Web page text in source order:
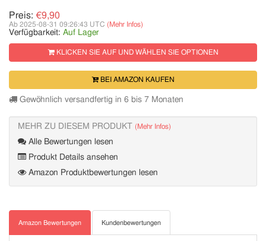
Preis: €9,90
Ab 2025-08-31 09:26:43 UTC (Mehr Infos)
Verfügbarkeit: Auf Lager
KLICKEN SIE AUF UND WÄHLEN SIE OPTIONEN
BEI AMAZON KAUFEN
Gewöhnlich versandfertig in 6 bis 7 Monaten
MEHR ZU DIESEM PRODUKT (Mehr Infos)
Alle Bewertungen lesen
Produkt Details ansehen
Amazon Produktbewertungen lesen
Amazon Bewertungen Kundenbewertungen